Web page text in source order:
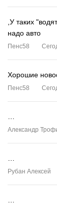
,У таких
надо авто
Пенс58
Хорошие
Пенс58
Александр
Рубан Алексей